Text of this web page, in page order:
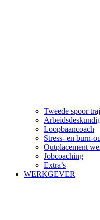
Tweede spoor
Loopbaancoach
Stress- en burn-
Outplacement
Jobcoaching
Extra’s
WERKGEVER